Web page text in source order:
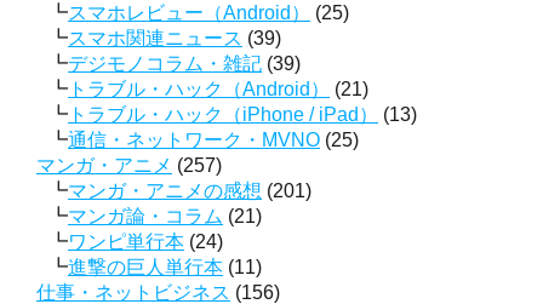
スマホレビュー（Android）
(25)
スマホ関連ニュース (39)
デジモノコラム・雑記 (39)
トラブル・ハック（Android）
(21)
トラブル・ハック（iPhone / iPad）
(13)
通信・ネットワーク・MVNO (25)
マンガ・アニメ (257)
マンガ・アニメの感想 (201)
マンガ論・コラム (21)
ワンピ単行本 (24)
進撃の巨人単行本 (11)
仕事・ネットビジネス (156)